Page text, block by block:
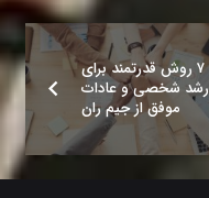
۷ روش قدرتمند برای
رشد شخصی و عادات
موفق از جیم ران